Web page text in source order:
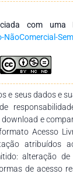
com uma
e seus dados e
e
Acesso
atribuídos
alteração de
de acesso